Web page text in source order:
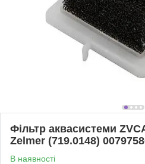
Фільтр аквасистеми
Zelmer (719.0148)
В наявності